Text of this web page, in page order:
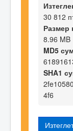
30 812
Размер
8.96 MB
MD5
SHA1
4f6